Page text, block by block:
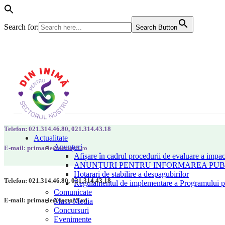
Search for: Search Button
Actualitate
Anunțuri
Afișare în cadrul procedurii de evaluare a
ANUNȚURI PENTRU INFORMAREA
Hotarari de stabilire a despagubirilor
Regulamentul de implementare a Programului
Comunicate
Mass-Media
Concursuri
Evenimente
Telefon: 021.314.46.80, 021.314.43.18
E-mail: primarie@sector5.ro
Telefon: 021.314.46.80, 021.314.43.18
E-mail: primarie@sector5.ro